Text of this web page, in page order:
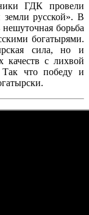
ГДК провели
земли русской». В
борьба
богатырями.
сила, но и
качеств с лихвой
Так что победу и